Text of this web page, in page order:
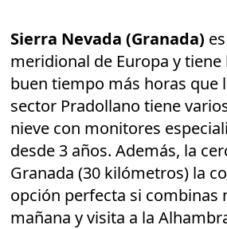
Sierra Nevada (Granada)
meridional de Europa y tiene
buen tiempo más horas que
sector Pradollano tiene
nieve con monitores
desde 3 años. Además, la
Granada (30 kilómetros) la
opción perfecta si combinas
mañana y visita a la